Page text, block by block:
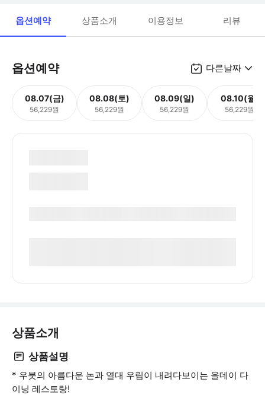
옵션예약 상품소개 이용정보 리뷰
옵션예약 다른날짜
08.07(금)
56,229원
08.08(토)
56,229원
08.09(일)
56,229원
08.10(월)
56,229원
상품소개
상품설명
* 우붓의 아름다운 논과 열대 우림이 내려다보이는 올데이 다
이닝 레스토랑!